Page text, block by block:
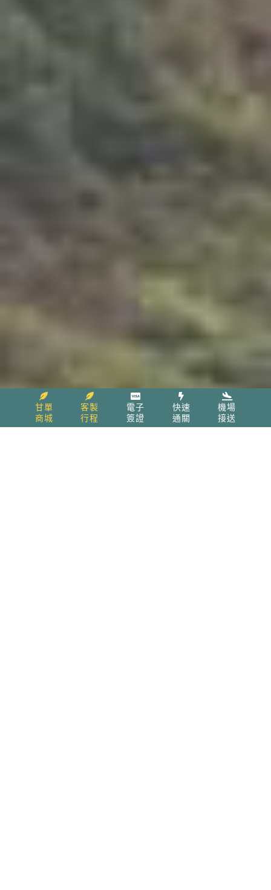
甘單
商城
客製
行程
電子
簽證
快速
通關
機場
接送